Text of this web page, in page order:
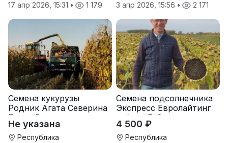
17 апр 2026, 15:31 • 1 179
3 апр 2026, 15:56 • 2 171
Семена кукурузы
Родник Агата Северина
Берта Вилора
Прохладненский Дарина
Росс Машук Катерина
Не указана
Республика
Семена подсолнечника
Экспресс Евролайтинг
гибрид F-G+
4 500 ₽
Республика